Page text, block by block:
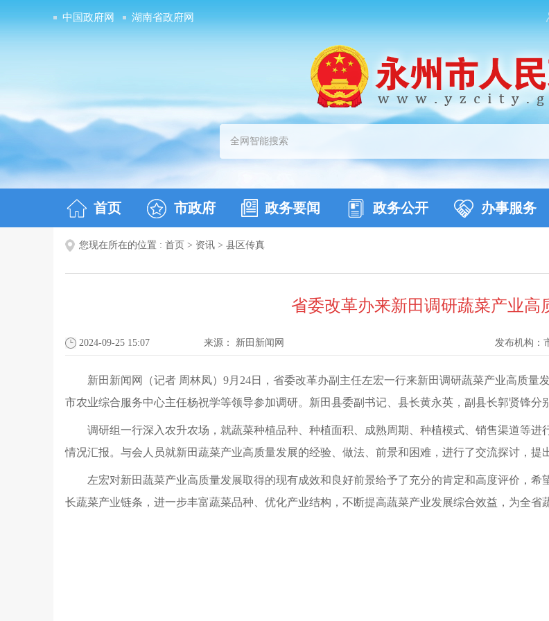
中国政府网 湖南省政府网
首页 市政府 政务要闻 政务公开 办事服务
您现在所在的位置 : 首页 > 资讯 > 县区传真
省委改革办来新田调研蔬菜产业高
2024-09-25 15:07 来源： 新田新闻网 发布机构：
新田新闻网（记者 周林凤）9月24日，省委改革办副主任左宏一行来新田调研蔬菜产业高质量
市农业综合服务中心主任杨祝学等领导参加调研。新田县委副书记、县长黄永英，副县长郭贤锋分
调研组一行深入农升农场，就蔬菜种植品种、种植面积、成熟周期、种植模式、销售渠道等
情况汇报。与会人员就新田蔬菜产业高质量发展的经验、做法、前景和困难，进行了交流探讨，提
左宏对新田蔬菜产业高质量发展取得的现有成效和良好前景给予了充分的肯定和高度评价，
长蔬菜产业链条，进一步丰富蔬菜品种、优化产业结构，不断提高蔬菜产业发展综合效益，为全省